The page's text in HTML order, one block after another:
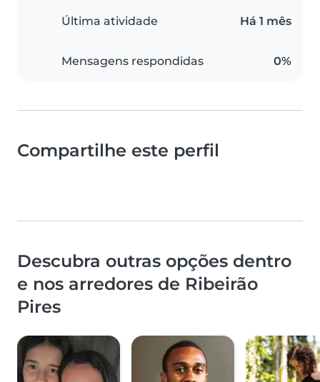
Última atividade Há 1 mês
Mensagens respondidas 0%
Compartilhe este perfil
Descubra outras opções dentro
e nos arredores de Ribeirão
Pires